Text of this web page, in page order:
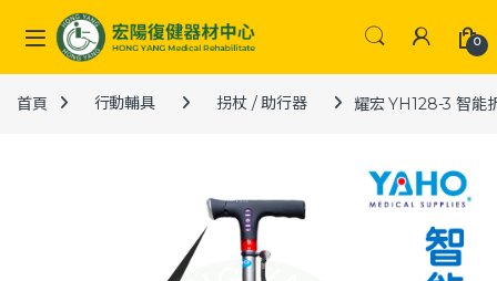
Skip to navigation
Skip to content
0
首頁 行動輔具 拐杖 / 助行器 耀宏 YH128-3 智能